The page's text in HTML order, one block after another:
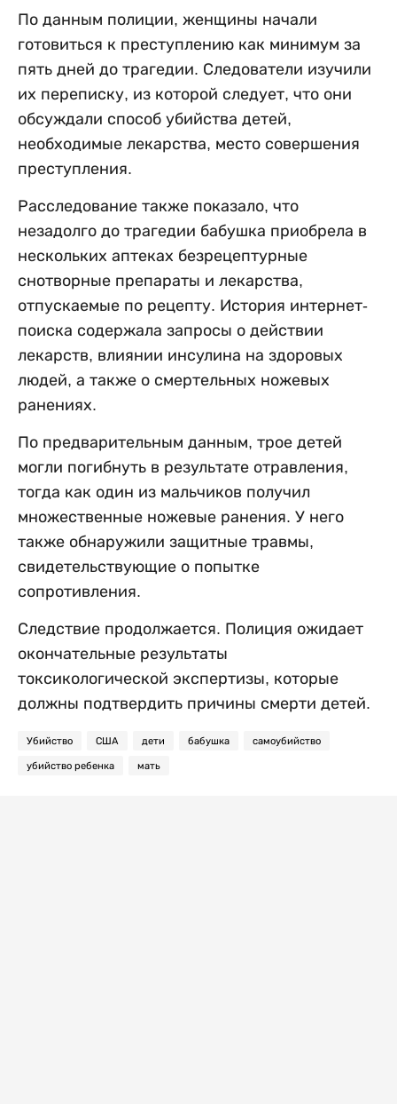
По данным полиции, женщины начали
готовиться к преступлению как минимум за
пять дней до трагедии. Следователи изучили
их переписку, из которой следует, что они
обсуждали способ убийства детей,
необходимые лекарства, место совершения
преступления.
Расследование также показало, что
незадолго до трагедии бабушка приобрела в
нескольких аптеках безрецептурные
снотворные препараты и лекарства,
отпускаемые по рецепту. История интернет-
поиска содержала запросы о действии
лекарств, влиянии инсулина на здоровых
людей, а также о смертельных ножевых
ранениях.
По предварительным данным, трое детей
могли погибнуть в результате отравления,
тогда как один из мальчиков получил
множественные ножевые ранения. У него
также обнаружили защитные травмы,
свидетельствующие о попытке
сопротивления.
Следствие продолжается. Полиция ожидает
окончательные результаты
токсикологической экспертизы, которые
должны подтвердить причины смерти детей.
Убийство США дети бабушка самоубийство
убийство ребенка мать